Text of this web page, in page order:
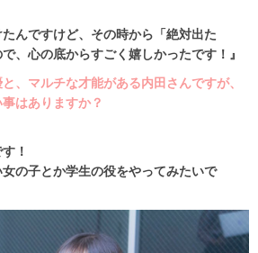
たんですけど、その時から「絶対出た
、心の底からすごく嬉しかったです！』
、マルチな才能がある内田さんですが、
はありますか？
！
の子とか学生の役をやってみたいで